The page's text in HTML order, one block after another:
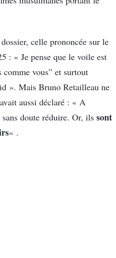
celle prononcée sur le
: « Je pense que le voile est
comme vous” et surtout
». Mais Bruno Retailleau ne
aussi déclaré : « A
doute réduire. Or, ils sont
« .